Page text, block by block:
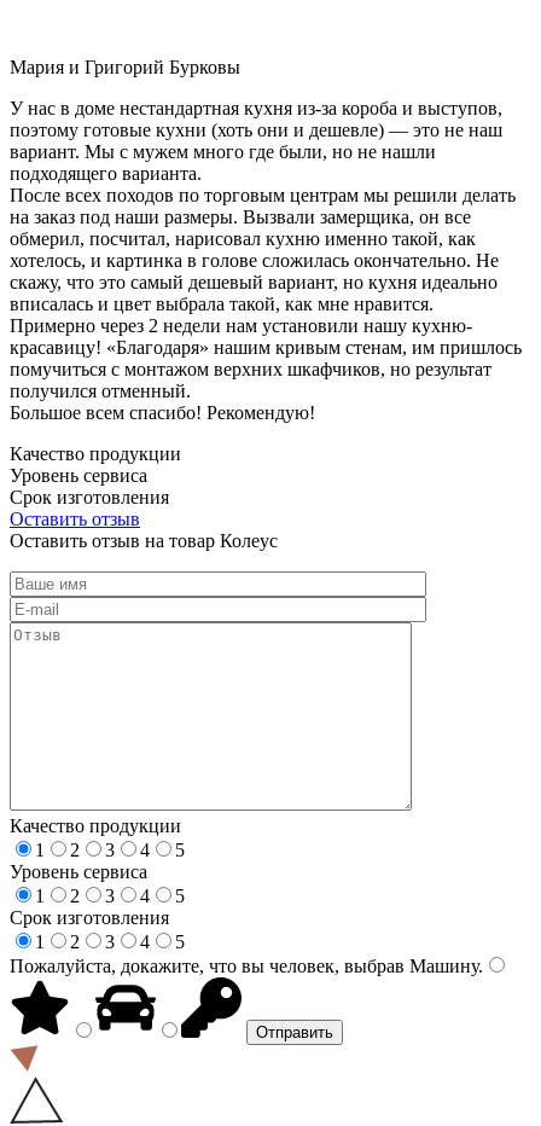
Мария и Григорий Бурковы
У нас в доме нестандартная кухня из-за короба и выступов,
поэтому готовые кухни (хоть они и дешевле) — это не наш
вариант. Мы с мужем много где были, но не нашли
подходящего варианта.
После всех походов по торговым центрам мы решили делать
на заказ под наши размеры. Вызвали замерщика, он все
обмерил, посчитал, нарисовал кухню именно такой, как
хотелось, и картинка в голове сложилась окончательно. Не
скажу, что это самый дешевый вариант, но кухня идеально
вписалась и цвет выбрала такой, как мне нравится.
Примерно через 2 недели нам установили нашу кухню-
красавицу! «Благодаря» нашим кривым стенам, им пришлось
помучиться с монтажом верхних шкафчиков, но результат
получился отменный.
Большое всем спасибо! Рекомендую!
Качество продукции
Уровень сервиса
Срок изготовления
Оставить отзыв
Оставить отзыв на товар Колеус
Качество продукции
1
2 3 4
5
Уровень сервиса
1
2 3 4
5
Срок изготовления
1
2 3 4
5
Пожалуйста, докажите, что вы человек, выбрав Машину.